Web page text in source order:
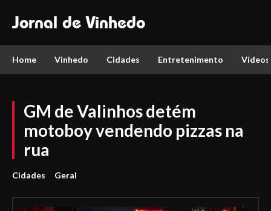
Jornal de Vinhedo
Home Vinhedo Cidades Entretenimento Vídeos
GM de Valinhos detém
motoboy vendendo pizzas na
rua
Cidades Geral